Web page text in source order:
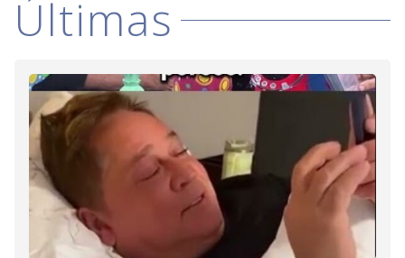
i
d
e
o
Últimas